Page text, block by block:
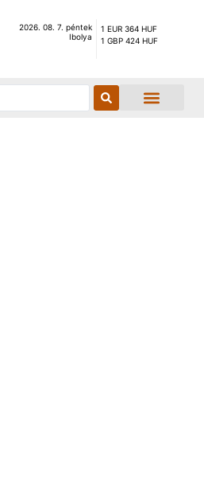
2026. 08. 7. péntek
Ibolya
1 EUR 364 HUF
1 GBP 424 HUF